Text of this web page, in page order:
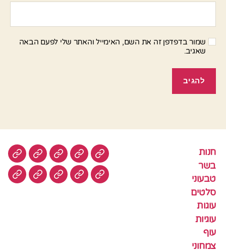
שמור בדפדפן זה את השם, האימייל והאתר שלי לפעם הבאה
שאגיב.
חנות
בשר
טבעוני
סלטים
עוגות
עוגיות
עוף
צמחוני
חנות בשר טבעוניסלטים
עוגיותעוף צמחונידגים